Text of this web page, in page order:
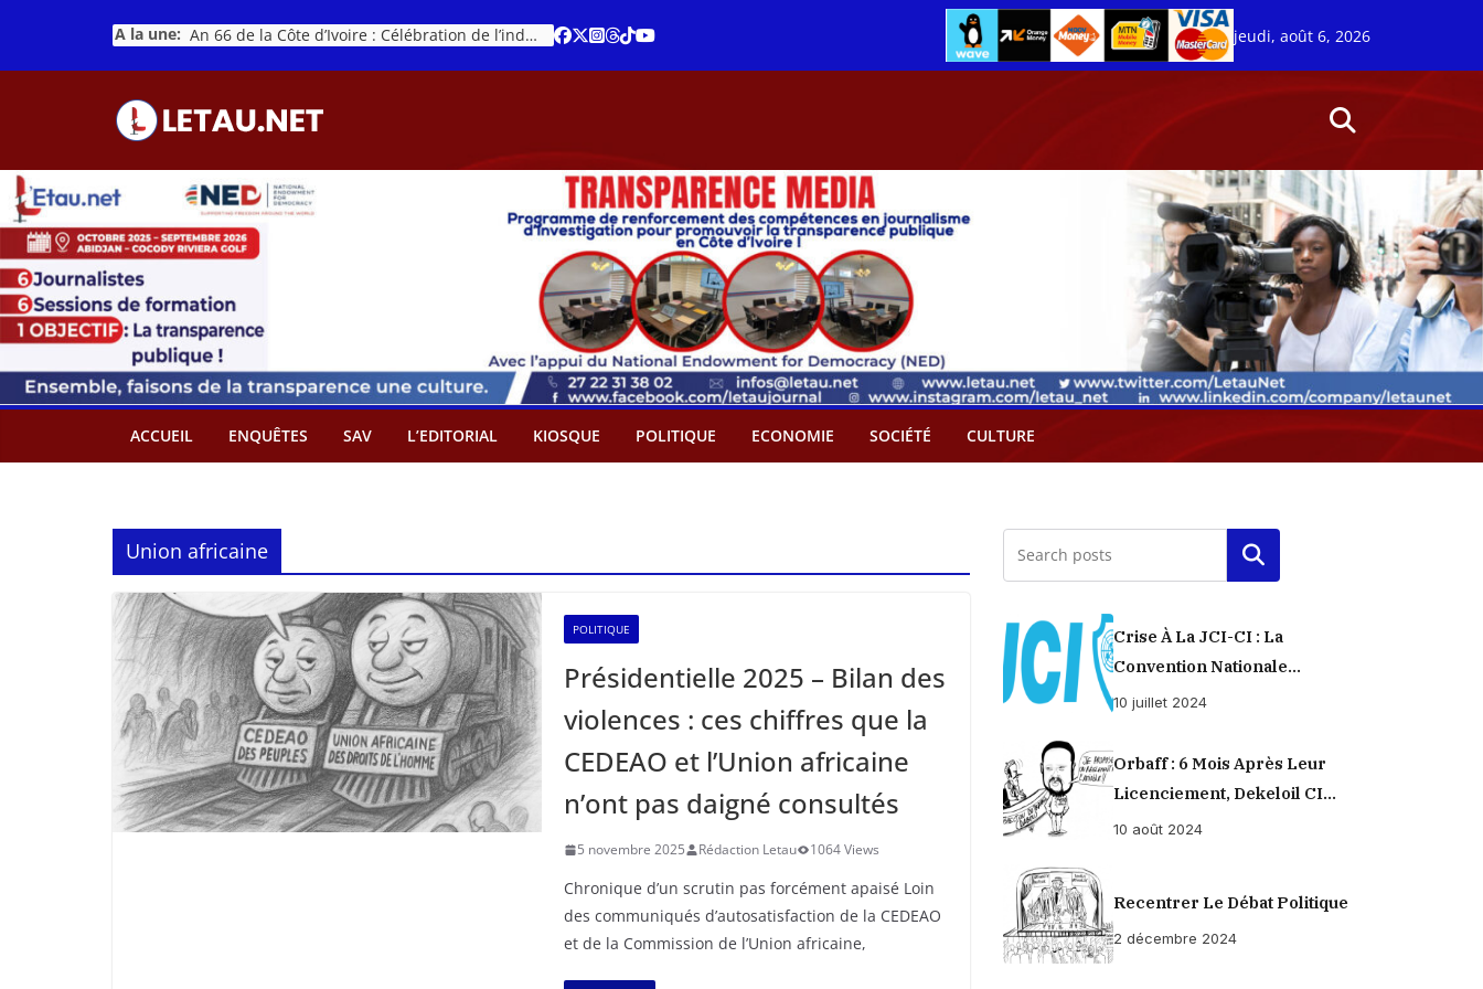
contenu
A la une: An 66 de la Côte d’Ivoire : Célébration de l’indépendance ou cérémonie d’hommage à Ouattara ?
jeudi, août 6, 2026
ACCUEIL ENQUÊTES SAV L’EDITORIAL KIOSQUE POLITIQUE ECONOMIE SOCIÉTÉ CULTURE
Union africaine
POLITIQUE
Présidentielle 2025 – Bilan des
violences : ces chiffres que la
CEDEAO et l’Union africaine
n’ont pas daigné consultés
5 novembre 2025 Rédaction Letau 1064 Views
Chronique d’un scrutin pas forcément apaisé Loin
des communiqués d’autosatisfaction de la CEDEAO
et de la Commission de l’Union africaine,
Rechercher
Crise À La JCI-CI : La
Convention Nationale
Provisoirement Suspendue
10 juillet 2024
Orbaff : 6 Mois Après Leur
Licenciement, Dekeloil CI
Propose À Ses Ex-Ouvriers Un
10 août 2024
Recentrer Le Débat Politique
2 décembre 2024